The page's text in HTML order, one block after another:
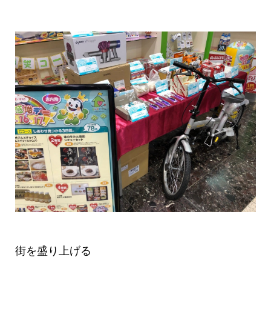
街を盛り上げる